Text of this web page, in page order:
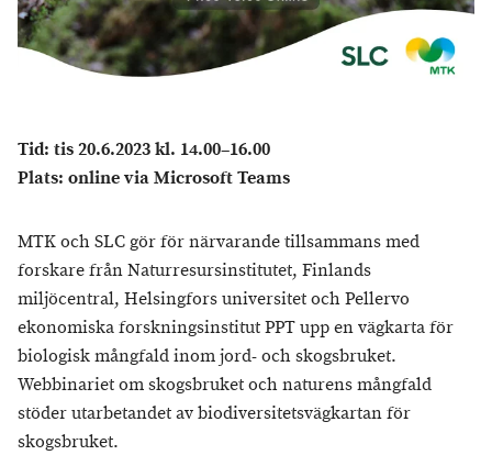
Tid: tis 20.6.2023 kl. 14.00–16.00
Plats: online via Microsoft Teams
MTK och SLC gör för närvarande tillsammans med
forskare från Naturresursinstitutet, Finlands
miljöcentral, Helsingfors universitet och Pellervo
ekonomiska forskningsinstitut PPT upp en vägkarta för
biologisk mångfald inom jord- och skogsbruket.
Webbinariet om skogsbruket och naturens mångfald
stöder utarbetandet av biodiversitetsvägkartan för
skogsbruket.